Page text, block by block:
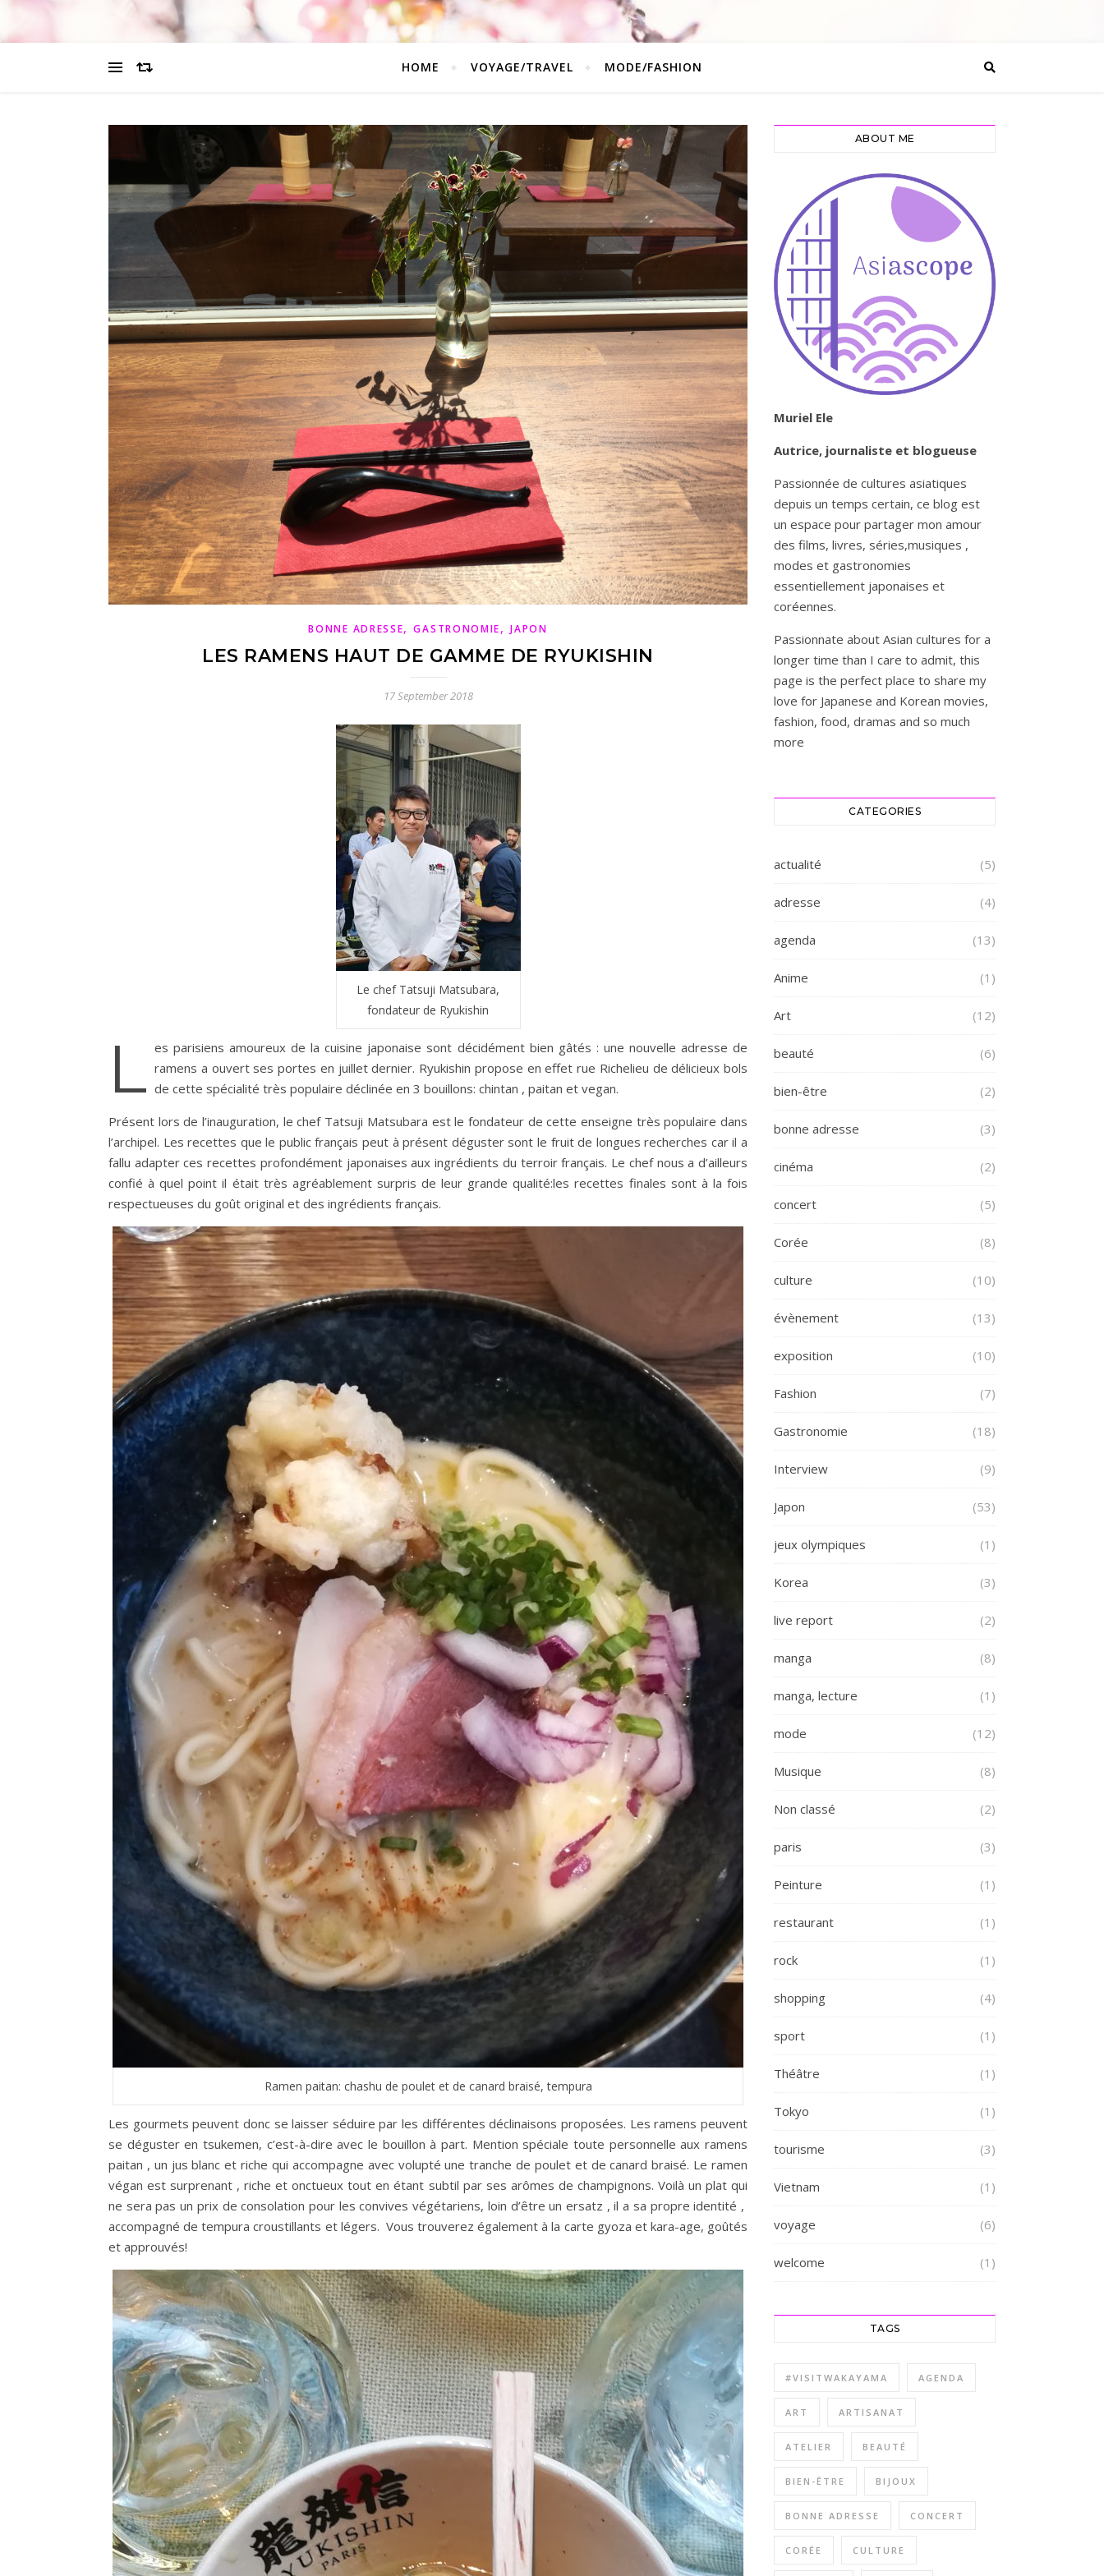
HOME VOYAGE/TRAVEL MODE/FASHION
BONNE ADRESSE,GASTRONOMIE,JAPON
LES RAMENS HAUT DE GAMME DE RYUKISHIN
17 September 2018
Le chef Tatsuji Matsubara,
fondateur de Ryukishin
L es parisiens amoureux de la cuisine japonaise sont décidément bien gâtés : une nouvelle adresse de
ramens a ouvert ses portes en juillet dernier. Ryukishin propose en effet rue Richelieu de délicieux bols
de cette spécialité très populaire déclinée en 3 bouillons: chintan , paitan et vegan.
Présent lors de l’inauguration, le chef Tatsuji Matsubara est le fondateur de cette enseigne très populaire dans
l’archipel. Les recettes que le public français peut à présent déguster sont le fruit de longues recherches car il a
fallu adapter ces recettes profondément japonaises aux ingrédients du terroir français. Le chef nous a d’ailleurs
confié à quel point il était très agréablement surpris de leur grande qualité:les recettes finales sont à la fois
respectueuses du goût original et des ingrédients français.
Ramen paitan: chashu de poulet et de canard braisé, tempura
Les gourmets peuvent donc se laisser séduire par les différentes déclinaisons proposées. Les ramens peuvent
se déguster en tsukemen, c’est-à-dire avec le bouillon à part. Mention spéciale toute personnelle aux ramens
paitan , un jus blanc et riche qui accompagne avec volupté une tranche de poulet et de canard braisé. Le ramen
végan est surprenant , riche et onctueux tout en étant subtil par ses arômes de champignons. Voilà un plat qui
ne sera pas un prix de consolation pour les convives végétariens, loin d’être un ersatz , il a sa propre identité ,
accompagné de tempura croustillants et légers. Vous trouverez également à la carte gyoza et kara-age, goûtés
et approuvés!
ABOUT ME
Muriel Ele
Autrice, journaliste et blogueuse
Passionnée de cultures asiatiques
depuis un temps certain, ce blog est
un espace pour partager mon amour
des films, livres, séries,musiques ,
modes et gastronomies
essentiellement japonaises et
coréennes.
Passionnate about Asian cultures for a
longer time than I care to admit, this
page is the perfect place to share my
love for Japanese and Korean movies,
fashion, food, dramas and so much
more
CATEGORIES
actualité (5)
adresse (4)
agenda (13)
Anime (1)
Art (12)
beauté (6)
bien-être (2)
bonne adresse (3)
cinéma (2)
concert (5)
Corée (8)
culture (10)
évènement (13)
exposition (10)
Fashion (7)
Gastronomie (18)
Interview (9)
Japon (53)
jeux olympiques (1)
Korea (3)
live report (2)
manga (8)
manga, lecture (1)
mode (12)
Musique (8)
Non classé (2)
paris (3)
Peinture (1)
restaurant (1)
rock (1)
shopping (4)
sport (1)
Théâtre (1)
Tokyo (1)
tourisme (3)
Vietnam (1)
voyage (6)
welcome (1)
TAGS
#VISITWAKAYAMA AGENDA
ART ARTISANAT
ATELIER BEAUTÉ
BIEN-ÊTRE BIJOUX
BONNE ADRESSE CONCERT
CORÉE CULTURE